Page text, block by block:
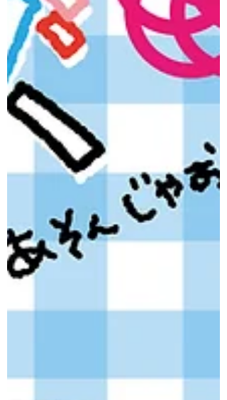
ましたらぜひお越しください☆ 【日時】
2026年6月28日（日）13:30～15:30 【講
師】佐貫 巧（佐賀女子短期大学こども未
来学科 准教授） 【対象】未就学児（3～6
歳）・小学生※3歳未満の兄弟姉妹の方
も、保護者の方と一緒にご参加いただけ
ます。 【参加費（材料費）】お子様ひと
りあたり1,000円 【持ち物】染めるもの
はこちらでもご用意しますが、他に染め
たい物があればお持ちください（汚れて
も良い服装でお